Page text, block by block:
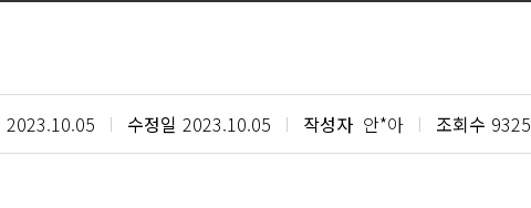
2023.10.05 수정일 2023.10.05 작성자 안*아 조회수 9325